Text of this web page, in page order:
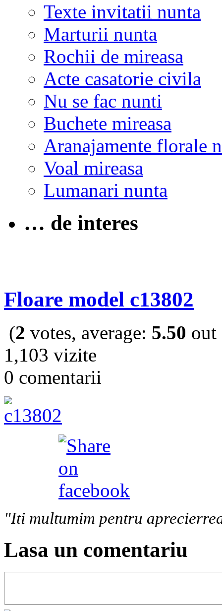
Texte invitatii nunta
Marturii nunta
Rochii de mireasa
Acte casatorie civila
Nu se fac nunti
Buchete mireasa
Aranajamente florale
Voal mireasa
Lumanari nunta
… de interes
Floare model c13802
(2 votes, average: 5.50 out
1,103 vizite
0 comentarii
"Iti multumim pentru
Lasa un comentariu